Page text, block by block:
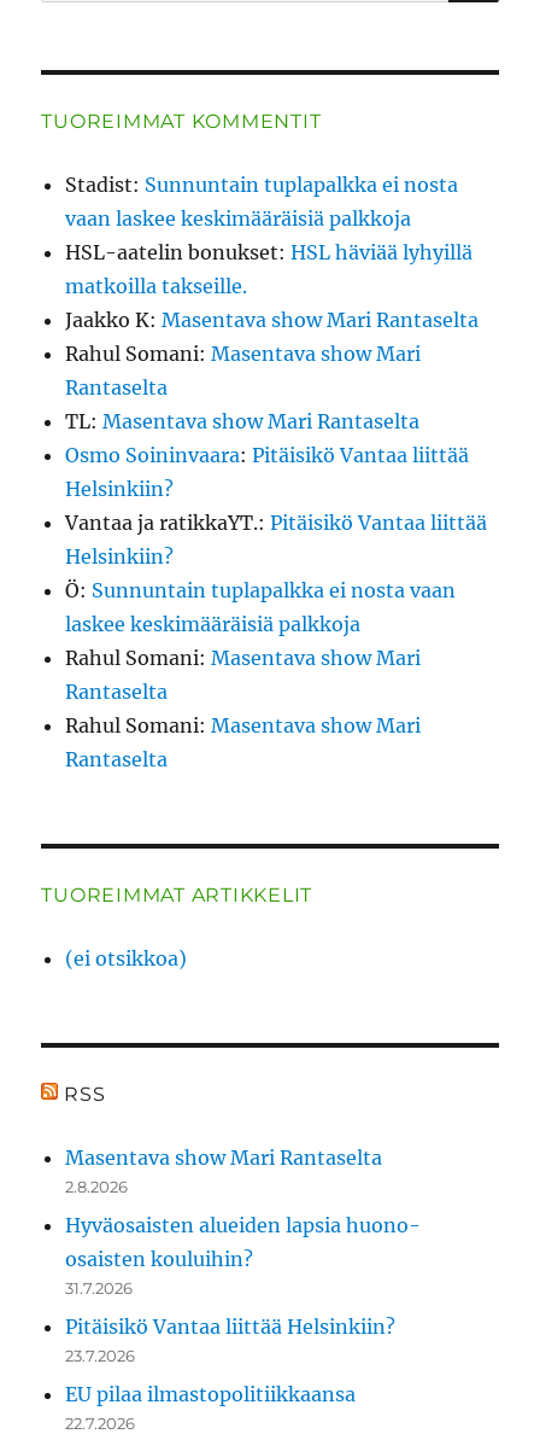
TUOREIMMAT KOMMENTIT
Stadist: Sunnuntain tuplapalkka ei nosta
vaan laskee keskimääräisiä palkkoja
HSL-aatelin bonukset:HSL häviää lyhyillä
matkoilla takseille.
Jaakko K:Masentava show Mari Rantaselta
Rahul Somani:Masentava show Mari
Rantaselta
TL:Masentava show Mari Rantaselta
Osmo Soininvaara:Pitäisikö Vantaa liittää
Helsinkiin?
Vantaa ja ratikkaYT.:Pitäisikö Vantaa liittää
Helsinkiin?
Ö: Sunnuntain tuplapalkka ei nosta vaan
laskee keskimääräisiä palkkoja
Rahul Somani:Masentava show Mari
Rantaselta
Rahul Somani:Masentava show Mari
Rantaselta
TUOREIMMAT ARTIKKELIT
(ei otsikkoa)
RSS
Masentava show Mari Rantaselta
2.8.2026
Hyväosaisten alueiden lapsia huono-
osaisten kouluihin?
31.7.2026
Pitäisikö Vantaa liittää Helsinkiin?
23.7.2026
EU pilaa ilmastopolitiikkaansa
22.7.2026